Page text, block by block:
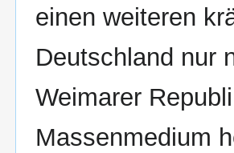
einen weiteren
Deutschland nur
Weimarer
Massenmedium